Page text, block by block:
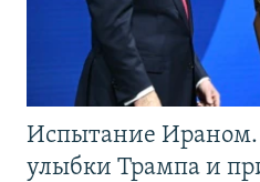
Испытание Ираном.
улыбки Трампа и